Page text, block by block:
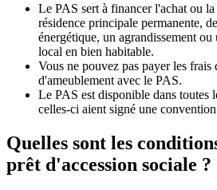
Le PAS sert à financer l'achat ou
résidence principale permanente,
énergétique, un agrandissement
local en bien habitable.
Vous ne pouvez pas payer les frais
d'ameublement avec le PAS.
Le PAS est disponible dans toutes
celles-ci aient signé une
Quelles sont les
prêt d'accession sociale ?